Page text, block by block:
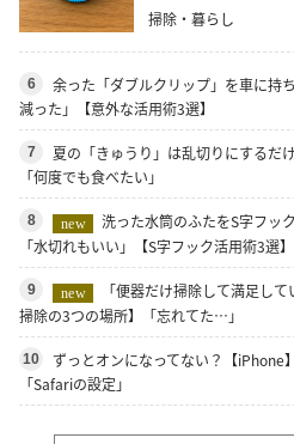
掃除・暮らし
6
余った「ダブルクリップ」を車に持
減った」【意外な活用術3選】
7
夏の「きゅうり」は乱切りにするだ
「何度でも食べたい」
8 new
洗った水筒のふたをS字フッ
「水切れもいい」【S字フック活用術3選】
9 new
「便器だけ掃除して満足し
掃除の3つの場所】「忘れてた…」
10
ずっとオンになってない？【iPhone
「Safariの設定」